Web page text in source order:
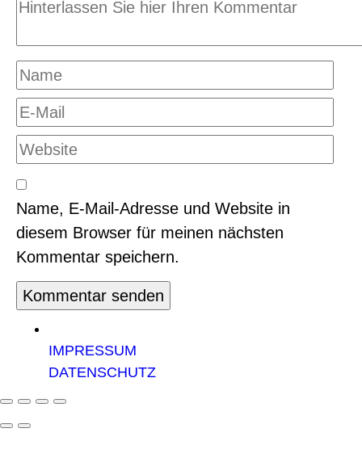
Name, E-Mail-Adresse und Website in
diesem Browser für meinen nächsten
Kommentar speichern.
IMPRESSUM
DATENSCHUTZ